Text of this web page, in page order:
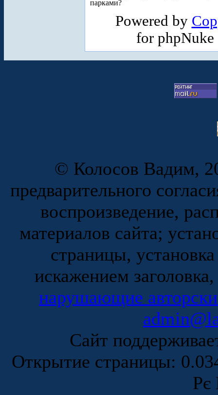
парками?
Powered by
for
© Колосов Вадим,
предварительного
воспроизведение,
материалов сайта;
страницы,
искажением
нарушающие
Сайт
Открытие страницы:
Рє